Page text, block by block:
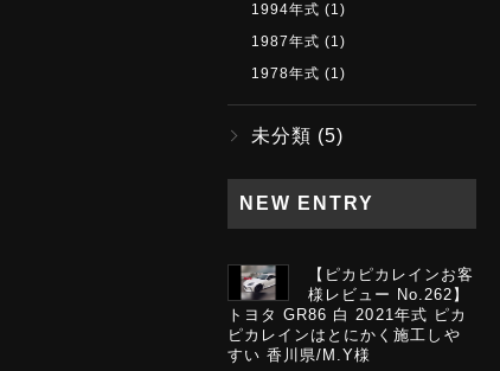
1994年式 (1)
1987年式 (1)
1978年式 (1)
未分類 (5)
NEW ENTRY
【ピカピカレインお客
様レビュー No.262】
トヨタ GR86 白 2021年式 ピカ
ピカレインはとにかく施工しや
すい 香川県/M.Y様